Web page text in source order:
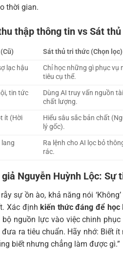
thời gian.
thập thông tin vs Sát
Sát thủ tri thức (Chọn lọc)
lạc hậu
Chỉ học những gì phục vụ
tiêu cụ thể.
tin tức
Dùng AI truy vấn nguồn
chất lượng.
ít (Hời
Hiểu sâu sắc bản chất
lý gốc).
lang
Ra lệnh cho AI lọc bỏ
rác.
Nguyễn Huỳnh Lộc:
sự ồn ào, khả năng nói
Xác địnhkiến thức đáng để học
nguồn lực vào việc chinh
ra tiêu chuẩn. Hãy nhớ: Biết
biết nhưng chẳng làm được gì.”